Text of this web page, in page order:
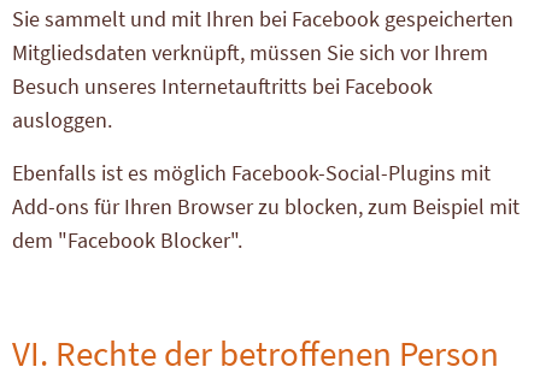
Sie sammelt und mit Ihren bei Facebook gespeicherten
Mitgliedsdaten verknüpft, müssen Sie sich vor Ihrem
Besuch unseres Internetauftritts bei Facebook
ausloggen.
Ebenfalls ist es möglich Facebook-Social-Plugins mit
Add-ons für Ihren Browser zu blocken, zum Beispiel mit
dem "Facebook Blocker".
VI. Rechte der betroffenen Person